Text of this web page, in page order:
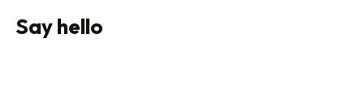
Say hello